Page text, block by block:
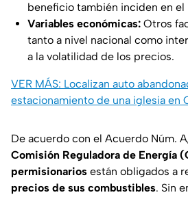
beneficio también inciden en el
Variables económicas: Otros
tanto a nivel nacional como
a la volatilidad de los precios.
VER MÁS: Localizan auto
estacionamiento de una iglesia en
De acuerdo con el Acuerdo Núm.
Comisión Reguladora de Energía
permisionarios están obligados a
precios de sus combustibles. Sin